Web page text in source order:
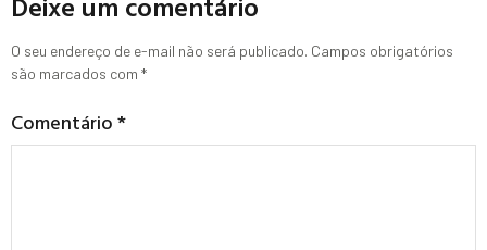
O seu endereço de e-mail não será publicado. Campos obrigatórios
são marcados com *
Comentário*